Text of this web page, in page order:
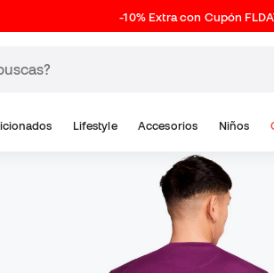
-10% Extra con Cupón
Lifestyle Accesorios Niños